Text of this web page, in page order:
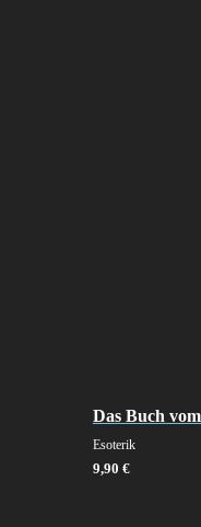
Das Buch
Esoterik
9,90 €